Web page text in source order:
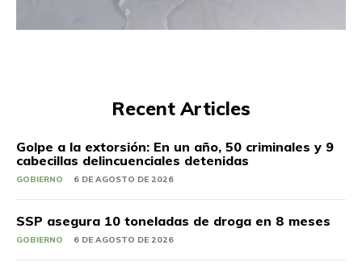
Recent Articles
Golpe a la extorsión: En un año, 50 criminales y 9
cabecillas delincuenciales detenidas
GOBIERNO 6 DE AGOSTO DE 2026
SSP asegura 10 toneladas de droga en 8 meses
GOBIERNO 6 DE AGOSTO DE 2026